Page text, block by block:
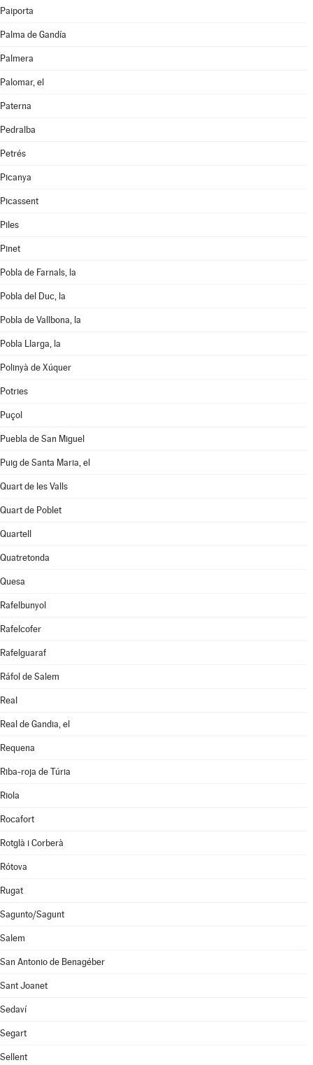
Paiporta
Palma de Gandía
Palmera
Palomar, el
Paterna
Pedralba
Petrés
Picanya
Picassent
Piles
Pinet
Pobla de Farnals, la
Pobla del Duc, la
Pobla de Vallbona, la
Pobla Llarga, la
Polinyà de Xúquer
Potries
Puçol
Puebla de San Miguel
Puig de Santa Maria, el
Quart de les Valls
Quart de Poblet
Quartell
Quatretonda
Quesa
Rafelbunyol
Rafelcofer
Rafelguaraf
Ráfol de Salem
Real
Real de Gandia, el
Requena
Riba-roja de Túria
Riola
Rocafort
Rotglà i Corberà
Rótova
Rugat
Sagunto/Sagunt
Salem
San Antonio de Benagéber
Sant Joanet
Sedaví
Segart
Sellent